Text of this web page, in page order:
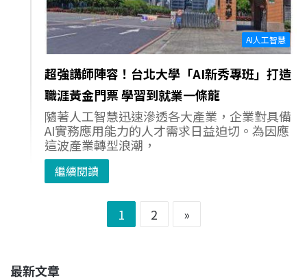
AI人工智慧
超強講師陣容！台北大學「AI新秀專班」打造
職涯黃金門票 學習到就業一條龍
隨著人工智慧迅速滲透各大產業，企業對具備
AI實務應用能力的人才需求日益迫切。為因應
這波產業轉型浪潮，
繼續閱讀
1 2 »
最新文章